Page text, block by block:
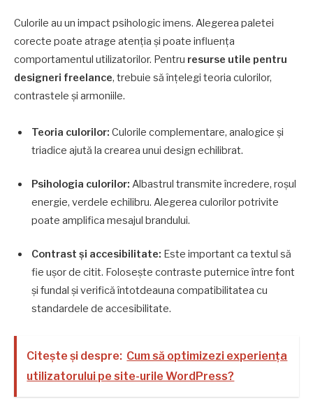
Culorile au un impact psihologic imens. Alegerea paletei
corecte poate atrage atenția și poate influența
comportamentul utilizatorilor. Pentru resurse utile pentru
designeri freelance, trebuie să înțelegi teoria culorilor,
contrastele și armoniile.
Teoria culorilor: Culorile complementare, analogice și
triadice ajută la crearea unui design echilibrat.
Psihologia culorilor: Albastrul transmite încredere, roșul
energie, verdele echilibru. Alegerea culorilor potrivite
poate amplifica mesajul brandului.
Contrast și accesibilitate: Este important ca textul să
fie ușor de citit. Folosește contraste puternice între font
și fundal și verifică întotdeauna compatibilitatea cu
standardele de accesibilitate.
Citește și despre: Cum să optimizezi experiența
utilizatorului pe site-urile WordPress?